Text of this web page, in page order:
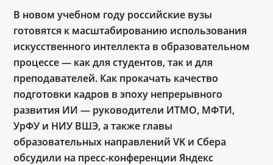
В новом учебном году российские вузы
готовятся к масштабированию использования
искусственного интеллекта в образовательном
процессе — как для студентов, так и для
преподавателей. Как прокачать качество
подготовки кадров в эпоху непрерывного
развития ИИ — руководители ИТМО, МФТИ,
УрФУ и НИУ ВШЭ, а также главы
образовательных направлений VK и Сбера
обсудили на пресс-конференции Яндекс